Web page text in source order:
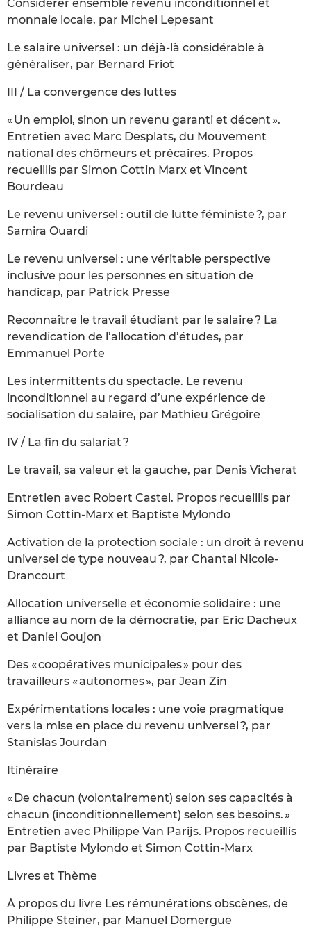
Considérer ensemble revenu inconditionnel et
monnaie locale, par Michel Lepesant
Le salaire universel : un déjà-là considérable à
généraliser, par Bernard Friot
III / La convergence des luttes
« Un emploi, sinon un revenu garanti et décent ».
Entretien avec Marc Desplats, du Mouvement
national des chômeurs et précaires. Propos
recueillis par Simon Cottin Marx et Vincent
Bourdeau
Le revenu universel : outil de lutte féministe ?, par
Samira Ouardi
Le revenu universel : une véritable perspective
inclusive pour les personnes en situation de
handicap, par Patrick Presse
Reconnaître le travail étudiant par le salaire ? La
revendication de l’allocation d’études, par
Emmanuel Porte
Les intermittents du spectacle. Le revenu
inconditionnel au regard d’une expérience de
socialisation du salaire, par Mathieu Grégoire
IV / La fin du salariat ?
Le travail, sa valeur et la gauche, par Denis Vicherat
Entretien avec Robert Castel. Propos recueillis par
Simon Cottin-Marx et Baptiste Mylondo
Activation de la protection sociale : un droit à revenu
universel de type nouveau ?, par Chantal Nicole-
Drancourt
Allocation universelle et économie solidaire : une
alliance au nom de la démocratie, par Eric Dacheux
et Daniel Goujon
Des « coopératives municipales » pour des
travailleurs « autonomes », par Jean Zin
Expérimentations locales : une voie pragmatique
vers la mise en place du revenu universel ?, par
Stanislas Jourdan
Itinéraire
« De chacun (volontairement) selon ses capacités à
chacun (inconditionnellement) selon ses besoins. »
Entretien avec Philippe Van Parijs. Propos recueillis
par Baptiste Mylondo et Simon Cottin-Marx
Livres et Thème
À propos du livre Les rémunérations obscènes, de
Philippe Steiner, par Manuel Domergue